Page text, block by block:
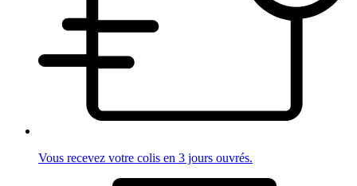
Vous recevez votre colis en 3 jours ouvrés.